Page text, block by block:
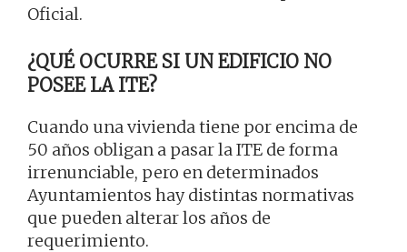
Oficial.
¿QUÉ OCURRE SI UN EDIFICIO NO
POSEE LA ITE?
Cuando una vivienda tiene por encima de
50 años obligan a pasar la ITE de forma
irrenunciable, pero en determinados
Ayuntamientos hay distintas normativas
que pueden alterar los años de
requerimiento.